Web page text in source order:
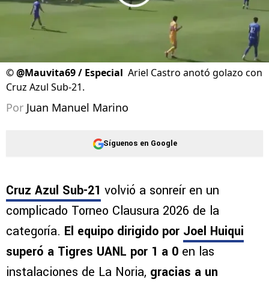
©@Mauvita69 / Especial Ariel Castro anotó golazo con
Cruz Azul Sub-21.
Por Juan Manuel Marino
Síguenos en Google
Cruz Azul Sub-21 volvió a sonreír en un
complicado Torneo Clausura 2026 de la
categoría. El equipo dirigido por Joel Huiqui
superó a Tigres UANL por 1 a 0 en las
instalaciones de La Noria, gracias a un